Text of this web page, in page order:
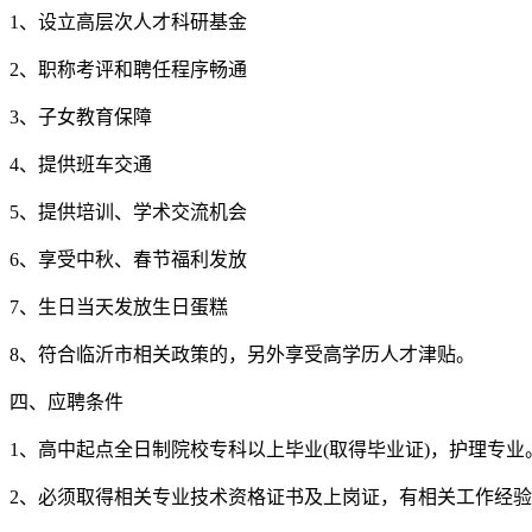
1、设立高层次人才科研基金
2、职称考评和聘任程序畅通
3、子女教育保障
4、提供班车交通
5、提供培训、学术交流机会
6、享受中秋、春节福利发放
7、生日当天发放生日蛋糕
8、符合临沂市相关政策的，另外享受高学历人才津贴。
四、应聘条件
1、高中起点全日制院校专科以上毕业(取得毕业证)，护理专业
2、必须取得相关专业技术资格证书及上岗证，有相关工作经验